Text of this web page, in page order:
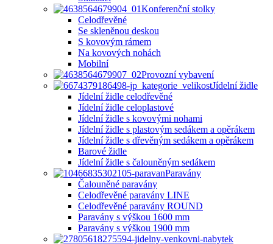
Konferenční stolky
Celodřevěné
Se skleněnou deskou
S kovovým rámem
Na kovových nohách
Mobilní
Provozní vybavení
Jídelní židle
Jídelní židle celodřevěné
Jídelní židle celoplastové
Jídelní židle s kovovými nohami
Jídelní židle s plastovým sedákem a opěrákem
Jídelní židle s dřevěným sedákem a opěrákem
Barové židle
Jídelní židle s čalouněným sedákem
Paravány
Čalouněné paravány
Celodřevěné paravány LINE
Celodřevěné paravány ROUND
Paravány s výškou 1600 mm
Paravány s výškou 1900 mm